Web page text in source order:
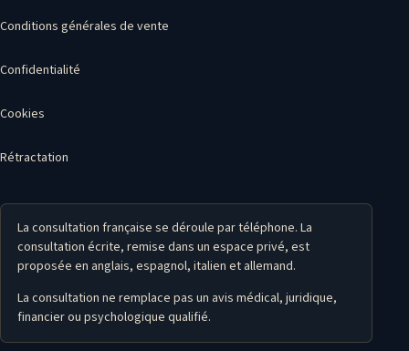
Conditions générales de vente
Confidentialité
Cookies
Rétractation
La consultation française se déroule par téléphone. La
consultation écrite, remise dans un espace privé, est
proposée en anglais, espagnol, italien et allemand.
La consultation ne remplace pas un avis médical, juridique,
financier ou psychologique qualifié.